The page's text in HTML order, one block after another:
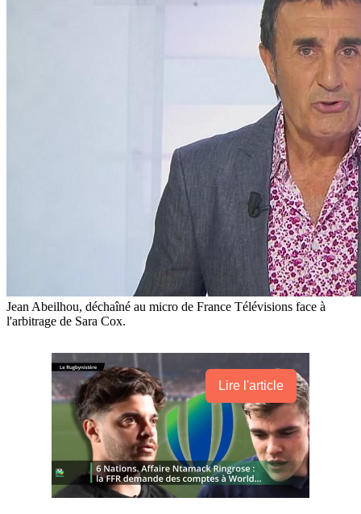
Jean Abeilhou, déchaîné au micro de France Télévisions face à
l'arbitrage de Sara Cox.
Lire l'article